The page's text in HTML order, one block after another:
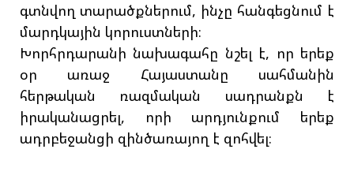
գտնվող տարածքներում, ինչը հանգեցնում է
մարդկային կորուստների։
Խորհրդարանի նախագահը նշել է, որ երեք
օր առաջ Հայաստանը սահմանին
հերթական ռազմական սադրանքն է
իրականացրել, որի արդյունքում երեք
ադրբեջանցի զինծառայող է զոհվել։